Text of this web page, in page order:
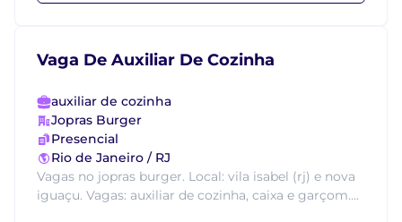
Vaga De Auxiliar De Cozinha
auxiliar de cozinha
Jopras Burger
Presencial
Rio de Janeiro / RJ
Vagas no jopras burger. Local: vila isabel (rj) e nova
iguaçu. Vagas: auxiliar de cozinha, caixa e garçom....